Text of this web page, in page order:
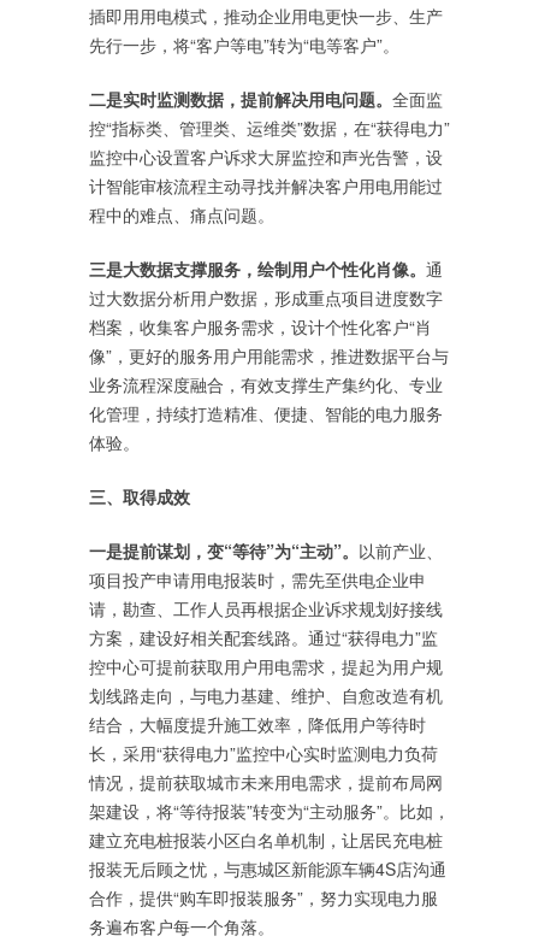
插即用用电模式，推动企业用电更快一步、生产
先行一步，将“客户等电”转为“电等客户”。
二是实时监测数据，提前解决用电问题。 全面监
控“指标类、管理类、运维类”数据，在“获得电力”
监控中心设置客户诉求大屏监控和声光告警，设
计智能审核流程主动寻找并解决客户用电用能过
程中的难点、痛点问题。
三是大数据支撑服务，绘制用户个性化肖像。 通
过大数据分析用户数据，形成重点项目进度数字
档案，收集客户服务需求，设计个性化客户“肖
像”，更好的服务用户用能需求，推进数据平台与
业务流程深度融合，有效支撑生产集约化、专业
化管理，持续打造精准、便捷、智能的电力服务
体验。
三、取得成效
一是提前谋划，变“等待”为“主动”。 以前产业、
项目投产申请用电报装时，需先至供电企业申
请，勘查、工作人员再根据企业诉求规划好接线
方案，建设好相关配套线路。通过“获得电力”监
控中心可提前获取用户用电需求，提起为用户规
划线路走向，与电力基建、维护、自愈改造有机
结合，大幅度提升施工效率，降低用户等待时
长，采用“获得电力”监控中心实时监测电力负荷
情况，提前获取城市未来用电需求，提前布局网
架建设，将“等待报装”转变为“主动服务”。比如，
建立充电桩报装小区白名单机制，让居民充电桩
报装无后顾之忧，与惠城区新能源车辆4S店沟通
合作，提供“购车即报装服务”，努力实现电力服
务遍布客户每一个角落。